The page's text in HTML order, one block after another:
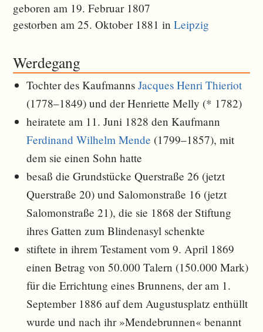
geboren am 19. Februar 1807
gestorben am 25. Oktober 1881 inLeipzig
Werdegang
Tochter des KaufmannsJacques Henri Thieriot
(1778–1849) und der Henriette Melly (* 1782)
heiratete am 11. Juni 1828 den Kaufmann
Ferdinand Wilhelm Mende (1799–1857), mit
dem sie einen Sohn hatte
besaß die Grundstücke Querstraße 26 (jetzt
Querstraße 20) und Salomonstraße 16 (jetzt
Salomonstraße 21), die sie 1868 der Stiftung
ihres Gatten zum Blindenasyl schenkte
stiftete in ihrem Testament vom 9. April 1869
einen Betrag von 50.000 Talern (150.000 Mark)
für die Errichtung eines Brunnens, der am 1.
September 1886 auf dem Augustusplatz enthüllt
wurde und nach ihr »Mendebrunnen« benannt